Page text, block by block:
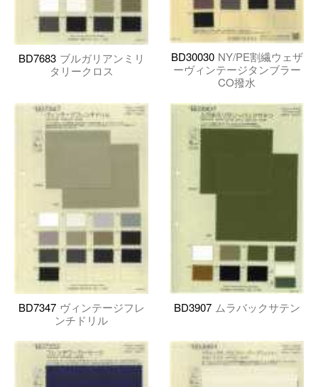
BD7683 ブルガリアンミリ
タリークロス
BD30030 NY/PE割繊ウェザ
ーヴィンテージタンブラー
CO撥水
BD7347 ヴィンテージフレ
ンチドリル
BD3907 ムラバックサテン